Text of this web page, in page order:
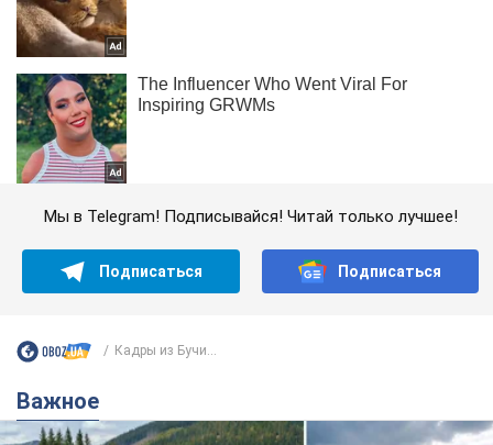
Мы в Telegram! Подписывайся! Читай только лучшее!
Подписаться Подписаться
Кадры из Бучи...
Важное